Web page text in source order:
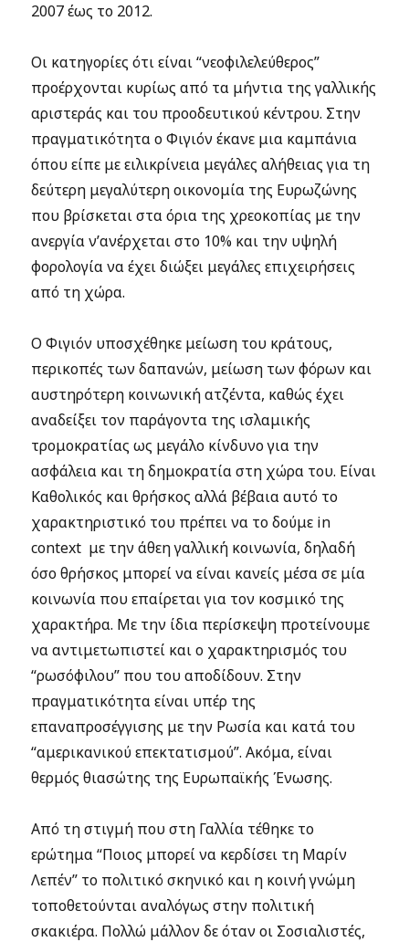
2007 έως το 2012.
Οι κατηγορίες ότι είναι “νεοφιλελεύθερος”
προέρχονται κυρίως από τα μήντια της γαλλικής
αριστεράς και του προοδευτικού κέντρου. Στην
πραγματικότητα ο Φιγιόν έκανε μια καμπάνια
όπου είπε με ειλικρίνεια μεγάλες αλήθειας για τη
δεύτερη μεγαλύτερη οικονομία της Ευρωζώνης
που βρίσκεται στα όρια της χρεοκοπίας με την
ανεργία ν’ανέρχεται στο 10% και την υψηλή
φορολογία να έχει διώξει μεγάλες επιχειρήσεις
από τη χώρα.
Ο Φιγιόν υποσχέθηκε μείωση του κράτους,
περικοπές των δαπανών, μείωση των φόρων και
αυστηρότερη κοινωνική ατζέντα, καθώς έχει
αναδείξει τον παράγοντα της ισλαμικής
τρομοκρατίας ως μεγάλο κίνδυνο για την
ασφάλεια και τη δημοκρατία στη χώρα του. Είναι
Καθολικός και θρήσκος αλλά βέβαια αυτό το
χαρακτηριστικό του πρέπει να το δούμε in
context με την άθεη γαλλική κοινωνία, δηλαδή
όσο θρήσκος μπορεί να είναι κανείς μέσα σε μία
κοινωνία που επαίρεται για τον κοσμικό της
χαρακτήρα. Με την ίδια περίσκεψη προτείνουμε
να αντιμετωπιστεί και ο χαρακτηρισμός του
“ρωσόφιλου” που του αποδίδουν. Στην
πραγματικότητα είναι υπέρ της
επαναπροσέγγισης με την Ρωσία και κατά του
“αμερικανικού επεκτατισμού”. Ακόμα, είναι
θερμός θιασώτης της Ευρωπαϊκής Ένωσης.
Από τη στιγμή που στη Γαλλία τέθηκε το
ερώτημα “Ποιος μπορεί να κερδίσει τη Μαρίν
Λεπέν” το πολιτικό σκηνικό και η κοινή γνώμη
τοποθετούνται αναλόγως στην πολιτική
σκακιέρα. Πολλώ μάλλον δε όταν οι Σοσιαλιστές,